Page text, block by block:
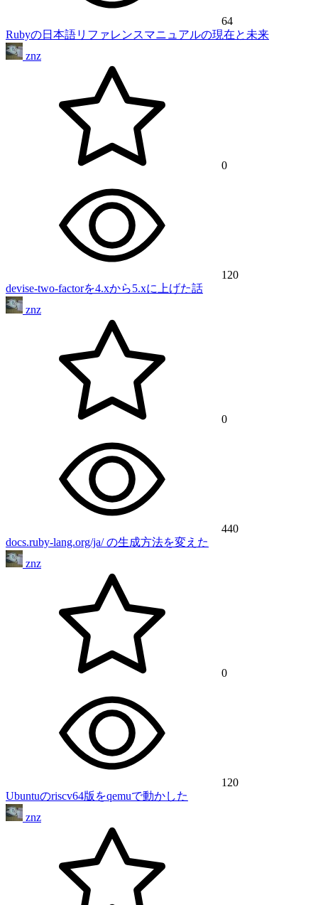
64
Rubyの日本語リファレンスマニュアルの現在と未来
znz
0
120
devise-two-factorを4.xから5.xに上げた話
znz
0
440
docs.ruby-lang.org/ja/ の生成方法を変えた
znz
0
120
Ubuntuのriscv64版をqemuで動かした
znz